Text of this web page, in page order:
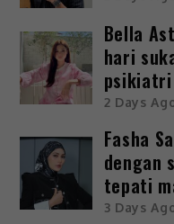
Bella
hari
psikiatri
2 Days
Fasha
dengan
tepati
3 Days